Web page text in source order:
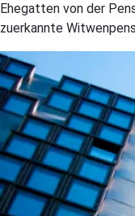
Ehegatten von der
zuerkannte